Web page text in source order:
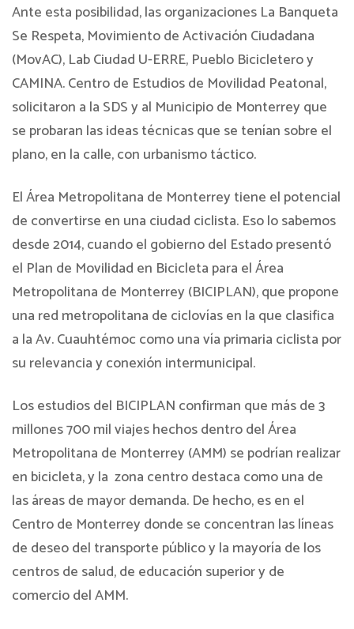
Ante esta posibilidad, las organizaciones La Banqueta
Se Respeta, Movimiento de Activación Ciudadana
(MovAC), Lab Ciudad U-ERRE, Pueblo Bicicletero y
CAMINA. Centro de Estudios de Movilidad Peatonal,
solicitaron a la SDS y al Municipio de Monterrey que
se probaran las ideas técnicas que se tenían sobre el
plano, en la calle, con urbanismo táctico.
El Área Metropolitana de Monterrey tiene el potencial
de convertirse en una ciudad ciclista. Eso lo sabemos
desde 2014, cuando el gobierno del Estado presentó
el Plan de Movilidad en Bicicleta para el Área
Metropolitana de Monterrey (BICIPLAN), que propone
una red metropolitana de ciclovías en la que clasifica
a la Av. Cuauhtémoc como una vía primaria ciclista por
su relevancia y conexión intermunicipal.
Los estudios del BICIPLAN confirman que más de 3
millones 700 mil viajes hechos dentro del Área
Metropolitana de Monterrey (AMM) se podrían realizar
en bicicleta, y la zona centro destaca como una de
las áreas de mayor demanda. De hecho, es en el
Centro de Monterrey donde se concentran las líneas
de deseo del transporte público y la mayoría de los
centros de salud, de educación superior y de
comercio del AMM.